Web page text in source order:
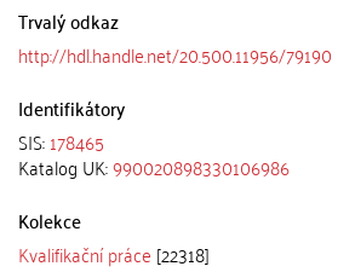
Trvalý odkaz
http://hdl.handle.net/20.500.11956/79190
Identifikátory
SIS:178465
Katalog UK:990020898330106986
Kolekce
Kvalifikační práce [22318]